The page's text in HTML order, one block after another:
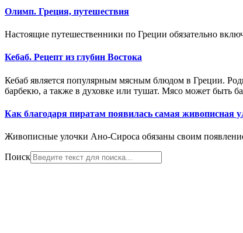
Олимп. Греция, путешествия
Настоящие путешественники по Греции обязательно
Кебаб. Рецепт из глубин Востока
Кебаб является популярным мясным блюдом в Греции.
барбекю, а также в духовке или тушат. Мясо может быть
Как благодаря пиратам появилась самая живописная
Живописные улочки Ано-Сироса обязаны своим
Поиск